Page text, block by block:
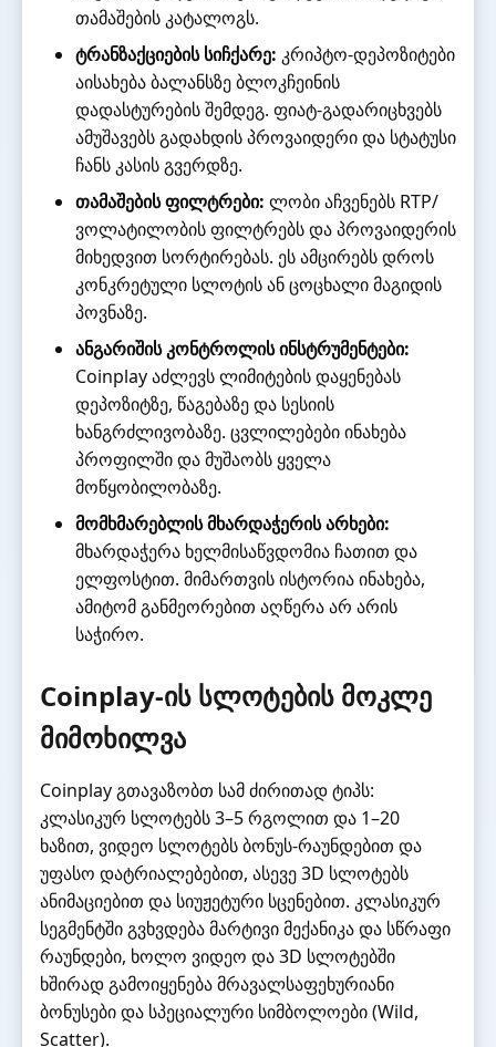
თამაშების კატალოგს.
ტრანზაქციების სიჩქარე: კრიპტო-დეპოზიტები
აისახება ბალანსზე ბლოკჩეინის
დადასტურების შემდეგ. ფიატ-გადარიცხვებს
ამუშავებს გადახდის პროვაიდერი და სტატუსი
ჩანს კასის გვერდზე.
თამაშების ფილტრები: ლობი აჩვენებს RTP/
ვოლატილობის ფილტრებს და პროვაიდერის
მიხედვით სორტირებას. ეს ამცირებს დროს
კონკრეტული სლოტის ან ცოცხალი მაგიდის
პოვნაზე.
ანგარიშის კონტროლის ინსტრუმენტები:
Coinplay აძლევს ლიმიტების დაყენებას
დეპოზიტზე, წაგებაზე და სესიის
ხანგრძლივობაზე. ცვლილებები ინახება
პროფილში და მუშაობს ყველა
მოწყობილობაზე.
მომხმარებლის მხარდაჭერის არხები:
მხარდაჭერა ხელმისაწვდომია ჩათით და
ელფოსტით. მიმართვის ისტორია ინახება,
ამიტომ განმეორებით აღწერა არ არის
საჭირო.
Coinplay-ის სლოტების მოკლე
მიმოხილვა
Coinplay გთავაზობთ სამ ძირითად ტიპს:
კლასიკურ სლოტებს 3–5 რგოლით და 1–20
ხაზით, ვიდეო სლოტებს ბონუს-რაუნდებით და
უფასო დატრიალებებით, ასევე 3D სლოტებს
ანიმაციებით და სიუჟეტური სცენებით. კლასიკურ
სეგმენტში გვხვდება მარტივი მექანიკა და სწრაფი
რაუნდები, ხოლო ვიდეო და 3D სლოტებში
ხშირად გამოიყენება მრავალსაფეხურიანი
ბონუსები და სპეციალური სიმბოლოები (Wild,
Scatter).